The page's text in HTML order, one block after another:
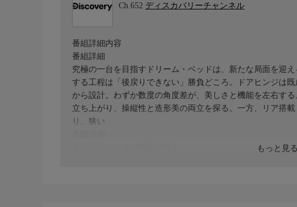
Ch.652 ディスカバリーチャンネル
もっと見る
番組詳細内容
番組詳細
究極の一台を目指すドリーム・ベッドは、新たな局面を迎
する工程は「後戻りできない」勝負どころ。ドアヒンジは
から設計。わずか数度の角度差が、美しさと機能を左右す
立ち上がり、操縦性と造形美の両立を探る。一方、リア搭
り、狭い